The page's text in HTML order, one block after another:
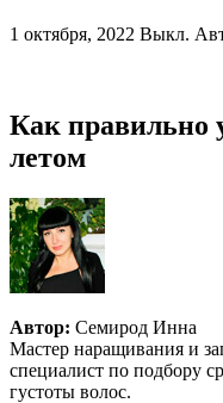
1 октября, 2022 Выкл.
Как правильно
летом
Автор: Семирод Инна
Мастер наращивания и
специалист по подбору
густоты волос.